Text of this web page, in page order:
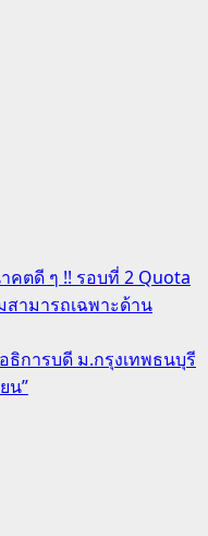
ตดี ๆ !! รอบที่ 2 Quota
สามารถเฉพาะด้าน
ธิการบดี ม.กรุงเทพธนบุรี
น”